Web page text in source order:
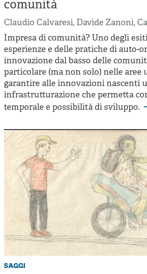
Cooperative di comunità
Impresa sociale e democrazia
Acini di fuoco - Dossier Mezzogiorno
Valutazione e dintorni
comunità
Claudio Calvaresi, Davide Zanoni,
Impresa di comunità? Uno degli
esperienze e delle pratiche di auto-
innovazione dal basso delle
particolare (ma non solo) nelle aree
garantire alle innovazioni nascenti
infrastrutturazione che permetta
temporale e possibilità di sviluppo.
saggi